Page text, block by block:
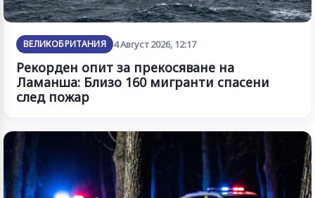
ВЕЛИКОБРИТАНИЯ 4 Август 2026, 12:17
Рекорден опит за прекосяване на
Ламанша: Близо 160 мигранти спасени
след пожар